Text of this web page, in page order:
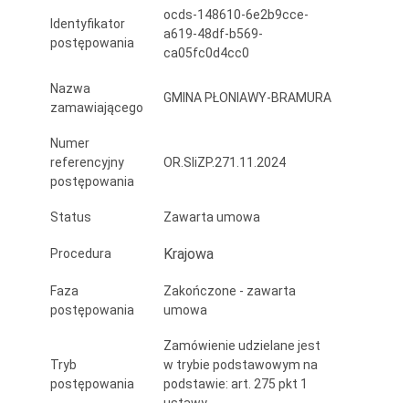
przystosowaniem
dla
potrzeb
osób
niepełnosprawnych
oraz
modernizacja
świetlic
Identyfikator
postępowania
ocds-148610-6e2b9cce-
a619-48df-b569-
ca05fc0d4cc0
Nazwa
zamawiającego
GMINA PŁONIAWY-BRAMURA
Numer
referencyjny
postępowania
OR.SIiZP.271.11.2024
Status Zawarta umowa
Procedura Krajowa
Faza
postępowania
Zakończone - zawarta
umowa
Tryb
postępowania
Zamówienie udzielane jest
w trybie podstawowym na
podstawie: art. 275 pkt 1